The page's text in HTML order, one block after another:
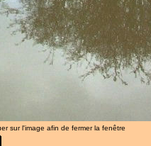
sur l'image afin de fermer la fenêtre